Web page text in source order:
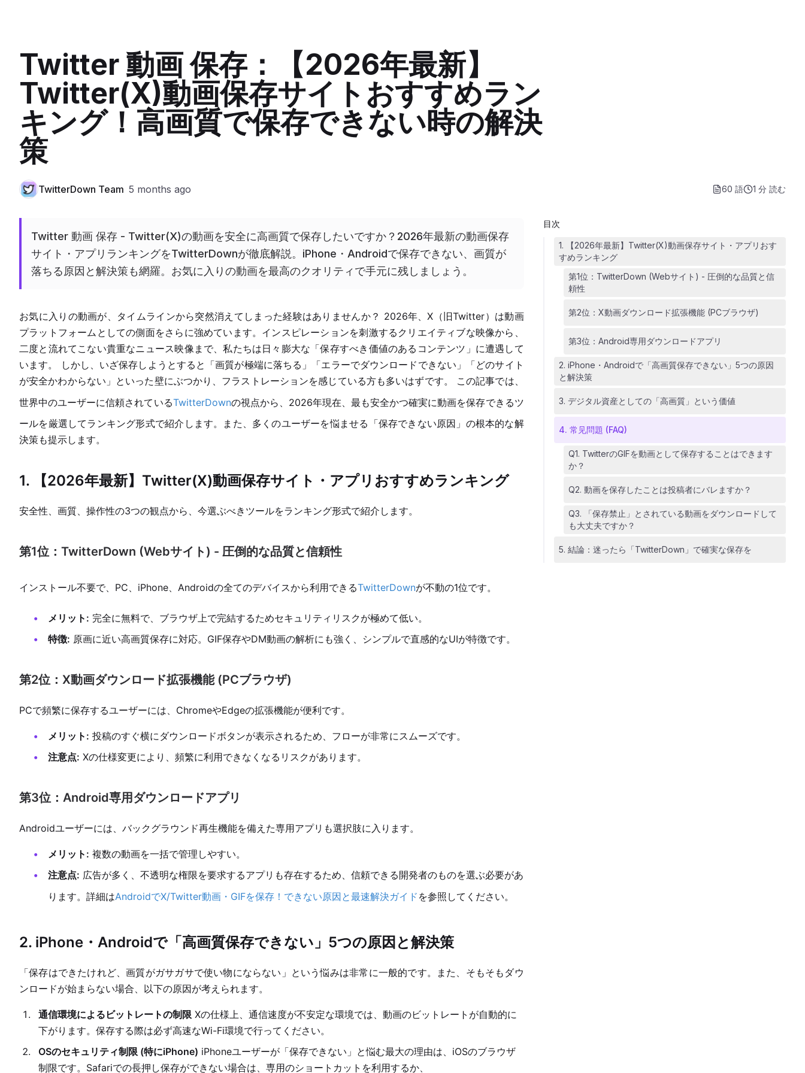
Twitter 動画 保存：【2026年最新】
Twitter(X)動画保存サイトおすすめラン
キング！高画質で保存できない時の解決
策
TwitterDown Team 5 months ago 60 語 1 分 読む
Twitter 動画 保存 - Twitter(X)の動画を安全に高画質で保存したいですか？2026年最新の動画保存
サイト・アプリランキングをTwitterDownが徹底解説。iPhone・Androidで保存できない、画質が
落ちる原因と解決策も網羅。お気に入りの動画を最高のクオリティで手元に残しましょう。
お気に入りの動画が、タイムラインから突然消えてしまった経験はありませんか？ 2026年、X（旧Twitter）は動画
プラットフォームとしての側面をさらに強めています。インスピレーションを刺激するクリエイティブな映像から、
二度と流れてこない貴重なニュース映像まで、私たちは日々膨大な「保存すべき価値のあるコンテンツ」に遭遇して
います。 しかし、いざ保存しようとすると「画質が極端に落ちる」「エラーでダウンロードできない」「どのサイト
が安全かわからない」といった壁にぶつかり、フラストレーションを感じている方も多いはずです。 この記事では、
世界中のユーザーに信頼されているTwitterDownの視点から、2026年現在、最も安全かつ確実に動画を保存できるツ
ールを厳選してランキング形式で紹介します。また、多くのユーザーを悩ませる「保存できない原因」の根本的な解
決策も提示します。
1. 【2026年最新】Twitter(X)動画保存サイト・アプリおすすめランキング
安全性、画質、操作性の3つの観点から、今選ぶべきツールをランキング形式で紹介します。
第1位：TwitterDown (Webサイト) - 圧倒的な品質と信頼性
インストール不要で、PC、iPhone、Androidの全てのデバイスから利用できるTwitterDownが不動の1位です。
メリット: 完全に無料で、ブラウザ上で完結するためセキュリティリスクが極めて低い。
特徴: 原画に近い高画質保存に対応。GIF保存やDM動画の解析にも強く、シンプルで直感的なUIが特徴です。
第2位：X動画ダウンロード拡張機能 (PCブラウザ)
PCで頻繁に保存するユーザーには、ChromeやEdgeの拡張機能が便利です。
メリット: 投稿のすぐ横にダウンロードボタンが表示されるため、フローが非常にスムーズです。
注意点: Xの仕様変更により、頻繁に利用できなくなるリスクがあります。
第3位：Android専用ダウンロードアプリ
Androidユーザーには、バックグラウンド再生機能を備えた専用アプリも選択肢に入ります。
メリット: 複数の動画を一括で管理しやすい。
注意点: 広告が多く、不透明な権限を要求するアプリも存在するため、信頼できる開発者のものを選ぶ必要があ
ります。詳細はAndroidでX/Twitter動画・GIFを保存！できない原因と最速解決ガイド を参照してください。
2. iPhone・Androidで「高画質保存できない」5つの原因と解決策
「保存はできたけれど、画質がガサガサで使い物にならない」という悩みは非常に一般的です。また、そもそもダウ
ンロードが始まらない場合、以下の原因が考えられます。
通信環境によるビットレートの制限 Xの仕様上、通信速度が不安定な環境では、動画のビットレートが自動的に
下がります。保存する際は必ず高速なWi-Fi環境で行ってください。
OSのセキュリティ制限 (特にiPhone) iPhoneユーザーが「保存できない」と悩む最大の理由は、iOSのブラウザ
制限です。Safariでの長押し保存ができない場合は、専用のショートカットを利用するか、
目次
1. 【2026年最新】Twitter(X)動画保存サイト・アプリおす
すめランキング
第1位：TwitterDown (Webサイト) - 圧倒的な品質と信
頼性
第2位：X動画ダウンロード拡張機能 (PCブラウザ)
第3位：Android専用ダウンロードアプリ
2. iPhone・Androidで「高画質保存できない」5つの原因
と解決策
3. デジタル資産としての「高画質」という価値
4. 常见問題 (FAQ)
Q1. TwitterのGIFを動画として保存することはできます
か？
Q2. 動画を保存したことは投稿者にバレますか？
Q3. 「保存禁止」とされている動画をダウンロードして
も大丈夫ですか？
5. 結論：迷ったら「TwitterDown」で確実な保存を